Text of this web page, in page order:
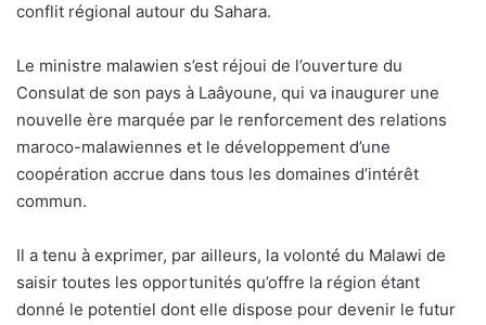
conflit régional autour du Sahara.
Le ministre malawien s’est réjoui de l’ouverture du
Consulat de son pays à Laâyoune, qui va inaugurer une
nouvelle ère marquée par le renforcement des relations
maroco-malawiennes et le développement d’une
coopération accrue dans tous les domaines d’intérêt
commun.
Il a tenu à exprimer, par ailleurs, la volonté du Malawi de
saisir toutes les opportunités qu’offre la région étant
donné le potentiel dont elle dispose pour devenir le futur